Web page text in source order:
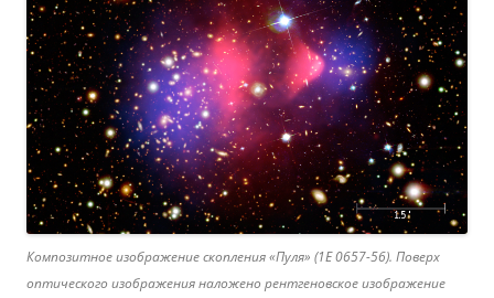
Композитное изображение скопления «Пуля» (1E 0657-56). Поверх
оптического изображения наложено рентгеновское изображение